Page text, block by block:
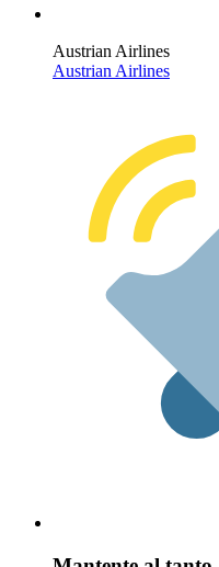
Austrian Airlines
Austrian Airlines